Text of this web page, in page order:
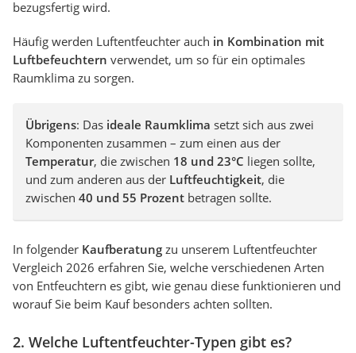
bezugsfertig wird.
Häufig werden Luftentfeuchter auch in Kombination mit
Luftbefeuchtern verwendet, um so für ein optimales
Raumklima zu sorgen.
Übrigens: Das ideale Raumklima setzt sich aus zwei
Komponenten zusammen – zum einen aus der
Temperatur, die zwischen 18 und 23°C liegen sollte,
und zum anderen aus der Luftfeuchtigkeit, die
zwischen 40 und 55 Prozent betragen sollte.
In folgender Kaufberatung zu unserem Luftentfeuchter
Vergleich 2026 erfahren Sie, welche verschiedenen Arten
von Entfeuchtern es gibt, wie genau diese funktionieren und
worauf Sie beim Kauf besonders achten sollten.
2. Welche Luftentfeuchter-Typen gibt es?